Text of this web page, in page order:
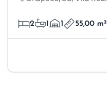
2 1 1 55,00 m²